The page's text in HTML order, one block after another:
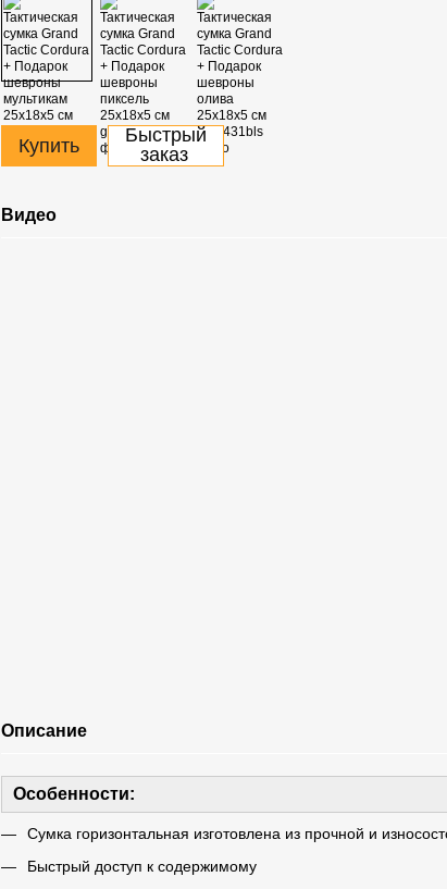
Купить
Быстрый
заказ
Видео
Описание
Особенности:
Сумка горизонтальная изготовлена ​​из прочной и
Быстрый доступ к содержимому